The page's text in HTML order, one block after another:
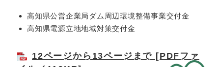
高知県公営企業局ダム周辺環境整備事業交付金
高知県電源立地地域対策交付金
12ページから13ページまで [PDFファ